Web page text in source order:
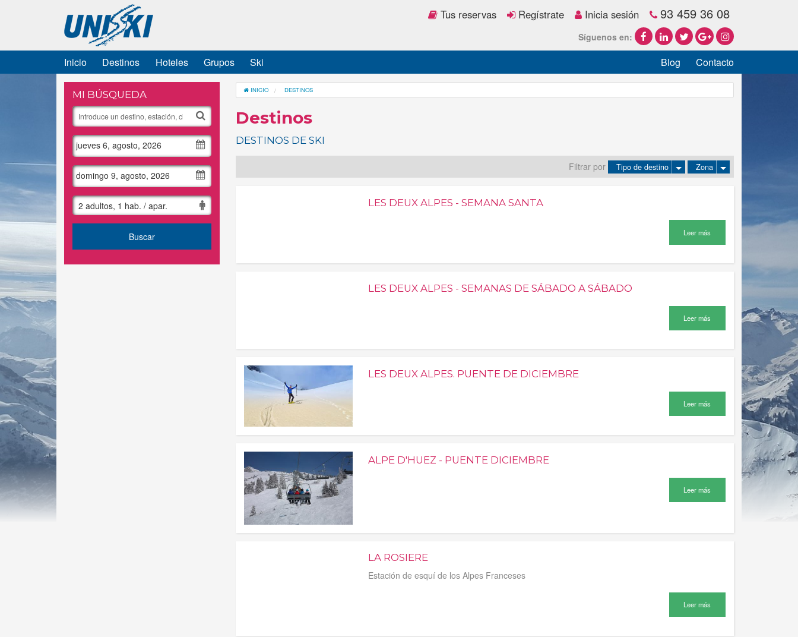
Tus reservas Regístrate Inicia sesión 93 459 36 08
Síguenos en:
Inicio Destinos Hoteles Grupos Ski Blog Contacto
MI BÚSQUEDA
jueves 6, agosto, 2026
domingo 9, agosto, 2026
2 adultos, 1 hab. / apar.
Buscar
INICIO DESTINOS
Destinos
DESTINOS DE SKI
Filtrar por Tipo de destino Zona
LES DEUX ALPES - SEMANA SANTA
Leer más
LES DEUX ALPES - SEMANAS DE SÁBADO A SÁBADO
Leer más
LES DEUX ALPES. PUENTE DE DICIEMBRE
Leer más
ALPE D'HUEZ - PUENTE DICIEMBRE
Leer más
LA ROSIERE
Estación de esquí de los Alpes Franceses
Leer más